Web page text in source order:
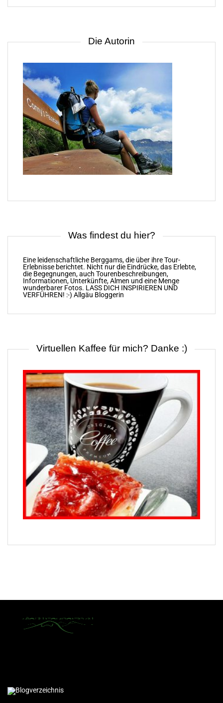
Die Autorin
Was findest du hier?
Eine leidenschaftliche Berggams, die über ihre Tour-
Erlebnisse berichtet. Nicht nur die Eindrücke, das Erlebte,
die Begegnungen, auch Tourenbeschreibungen,
Informationen, Unterkünfte, Almen und eine Menge
wunderbarer Fotos. LASS DICH INSPIRIEREN UND
VERFÜHREN! :-) Allgäu Bloggerin
Virtuellen Kaffee für mich? Danke :)